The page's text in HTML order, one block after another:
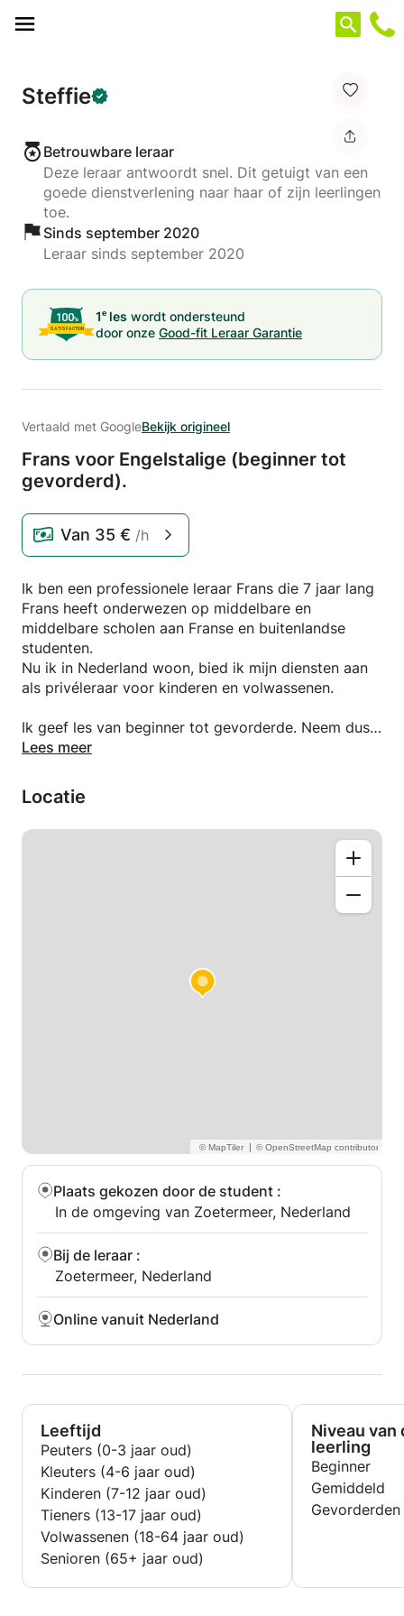
Steffie
Betrouwbare leraar
Deze leraar antwoordt snel. Dit getuigt van een
goede dienstverlening naar haar of zijn leerlingen
toe.
Sinds september 2020
Leraar sinds september 2020
1e les wordt ondersteund
door onze Good-fit Leraar Garantie
Vertaald met GoogleBekijk origineel
Frans voor Engelstalige (beginner tot
gevorderd).
Van 35 € /h
Ik ben een professionele leraar Frans die 7 jaar lang
Frans heeft onderwezen op middelbare en
middelbare scholen aan Franse en buitenlandse
studenten.
Nu ik in Nederland woon, bied ik mijn diensten aan
als privéleraar voor kinderen en volwassenen.
Ik geef les van beginner tot gevorderde. Neem dus
gerust contact met mij op, dan kunnen we
kinderen, conversatie, grammatica...
Als je vrienden hebt die ook Frans willen leren, zijn
Lees meer
Locatie
|
Plaats gekozen door de student :
In de omgeving van Zoetermeer, Nederland
Bij de leraar :
Zoetermeer, Nederland
Online vanuit Nederland
Leeftijd
Peuters (0-3 jaar oud)
Kleuters (4-6 jaar oud)
Kinderen (7-12 jaar oud)
Tieners (13-17 jaar oud)
Volwassenen (18-64 jaar oud)
Senioren (65+ jaar oud)
Niveau van
leerling
Beginner
Gemiddeld
Gevorderden